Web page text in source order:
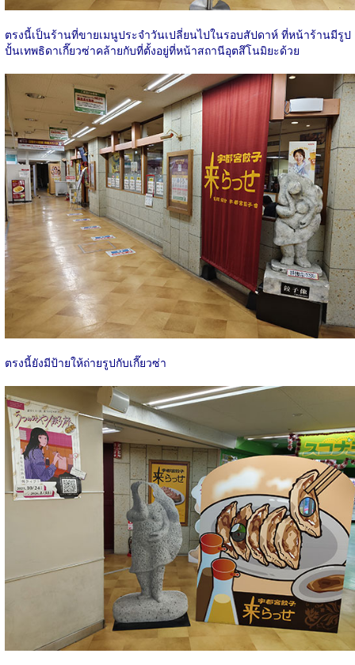
ตรงนี้เป็นร้านที่ขายเมนูประจำวันเปลี่ยนไปในรอบสัปดาห์ ที่หน้าร้านมีรูป
ปั้นเทพธิดาเกี๊ยวซ่าคล้ายกับที่ตั้งอยู่ที่หน้าสถานีอุตสึโนมิยะด้วย
ตรงนี้ยังมีป้ายให้ถ่ายรูปกับเกี๊ยวซ่า